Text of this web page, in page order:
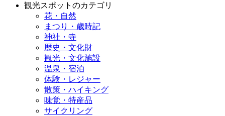
観光スポットのカテゴリ
花・自然
まつり・歳時記
神社・寺
歴史・文化財
観光・文化施設
温泉・宿泊
体験・レジャー
散策・ハイキング
味覚・特産品
サイクリング